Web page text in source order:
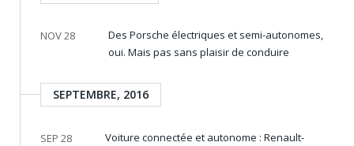
NOV 28
Des Porsche électriques et semi-autonomes,
oui. Mais pas sans plaisir de conduire
SEPTEMBRE, 2016
SEP 28
Voiture connectée et autonome : Renault-